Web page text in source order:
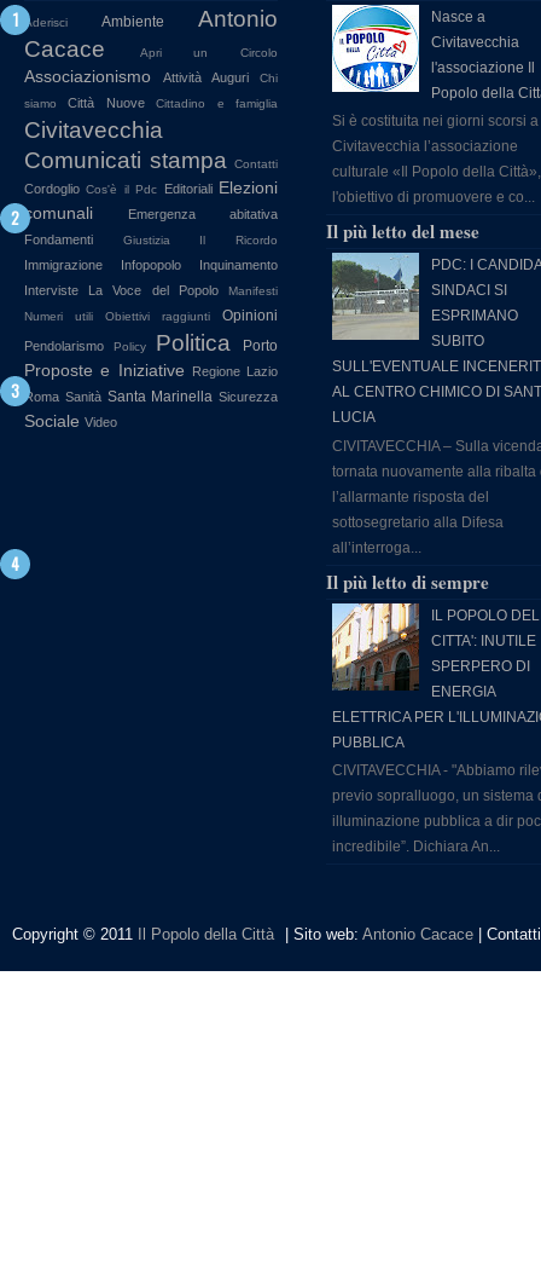
Aderisci Ambiente
Antonio
Cacace
Apri un Circolo
Associazionismo Attività Auguri
Chi
siamo
Città Nuove Cittadino e famiglia
Civitavecchia
Comunicati stampa
Contatti
Cordoglio Cos'è il Pdc Editoriali Elezioni
comunali
Emergenza abitativa
Fondamenti
Giustizia Il Ricordo
Immigrazione Infopopolo
Inquinamento
Interviste
La Voce del Popolo
Manifesti
Numeri utili
Obiettivi raggiunti Opinioni
Pendolarismo Policy Politica Porto
Proposte e Iniziative
Regione Lazio
Roma Sanità Santa Marinella Sicurezza
Sociale Video
Nasce a
Civitavecchia
l'associazione Il
Popolo della
Si è costituita nei giorni scorsi a
Civitavecchia l’associazione
culturale «Il Popolo della
l'obiettivo di promuovere e co...
Il più letto del mese
PDC: I
SINDACI SI
ESPRIMANO
SUBITO
SULL'EVENTUALE
AL CENTRO CHIMICO DI
LUCIA
CIVITAVECCHIA – Sulla
tornata nuovamente alla ribalta
l’allarmante risposta del
sottosegretario alla Difesa
all’interroga...
Il più letto di sempre
IL POPOLO
CITTA': INUTILE
SPERPERO DI
ENERGIA
ELETTRICA PER
PUBBLICA
CIVITAVECCHIA - "Abbiamo
previo sopralluogo, un sistema
illuminazione pubblica a dir
incredibile”. Dichiara An...
Copyright © 2011 Il Popolo della Città | Sito web: Antonio Cacace |